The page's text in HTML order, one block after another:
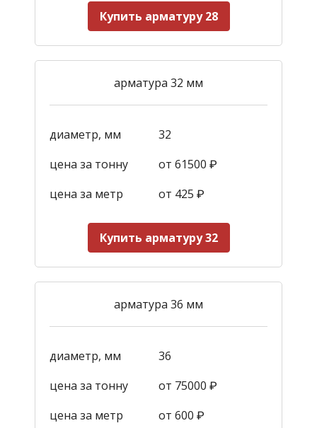
Купить арматуру 28
арматура 32 мм
диаметр, мм
32
цена за тонну
от 61500 ₽
цена за метр
от 425 ₽
Купить арматуру 32
арматура 36 мм
диаметр, мм
36
цена за тонну
от 75000 ₽
цена за метр
от 600 ₽